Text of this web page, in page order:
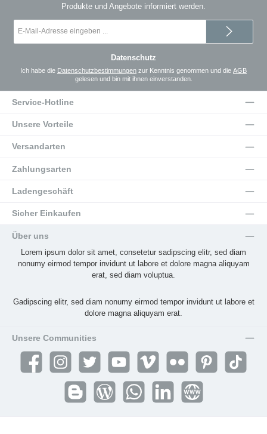
Produkte und Angebote informiert werden.
Mail-
Datenschutz
Ich habe die Datenschutzbestimmungen zur Kenntnis genommen und die AGB
gelesen und bin mit ihnen einverstanden.
Service-Hotline
Unsere Vorteile
Versandarten
Zahlungsarten
Ladengeschäft
Sicher Einkaufen
Über uns
Lorem ipsum dolor sit amet, consetetur sadipscing elitr, sed diam
nonumy eirmod tempor invidunt ut labore et dolore magna aliquyam
erat, sed diam voluptua.
Gadipscing elitr, sed diam nonumy eirmod tempor invidunt ut labore et
dolore magna aliquyam erat.
Unsere Communities
Facebook Instagram Twitter YouTube Vimeo Flickr Pinterest TikTok
Blogger Blog WhatsApp Website